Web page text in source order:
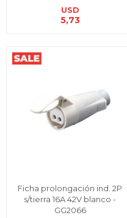
USD
5,73
Ficha prolongación ind. 2P
s/tierra 16A 42V blanco -
GG2066